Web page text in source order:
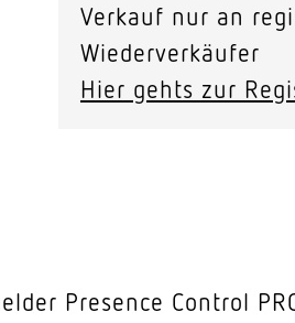
Verkauf nur an
Wiederverkäufer
Hier gehts zur
Presence Control